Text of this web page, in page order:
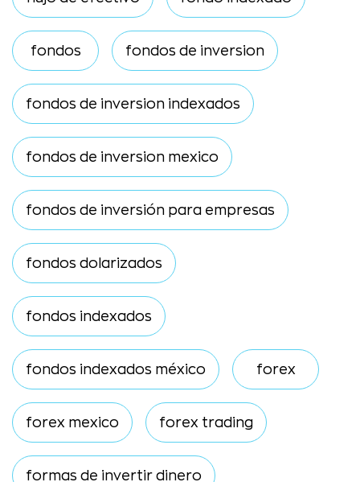
fondos fondos de inversion
fondos de inversion indexados
fondos de inversion mexico
fondos de inversión para empresas
fondos dolarizados
fondos indexados
fondos indexados méxico forex
forex mexico forex trading
formas de invertir dinero